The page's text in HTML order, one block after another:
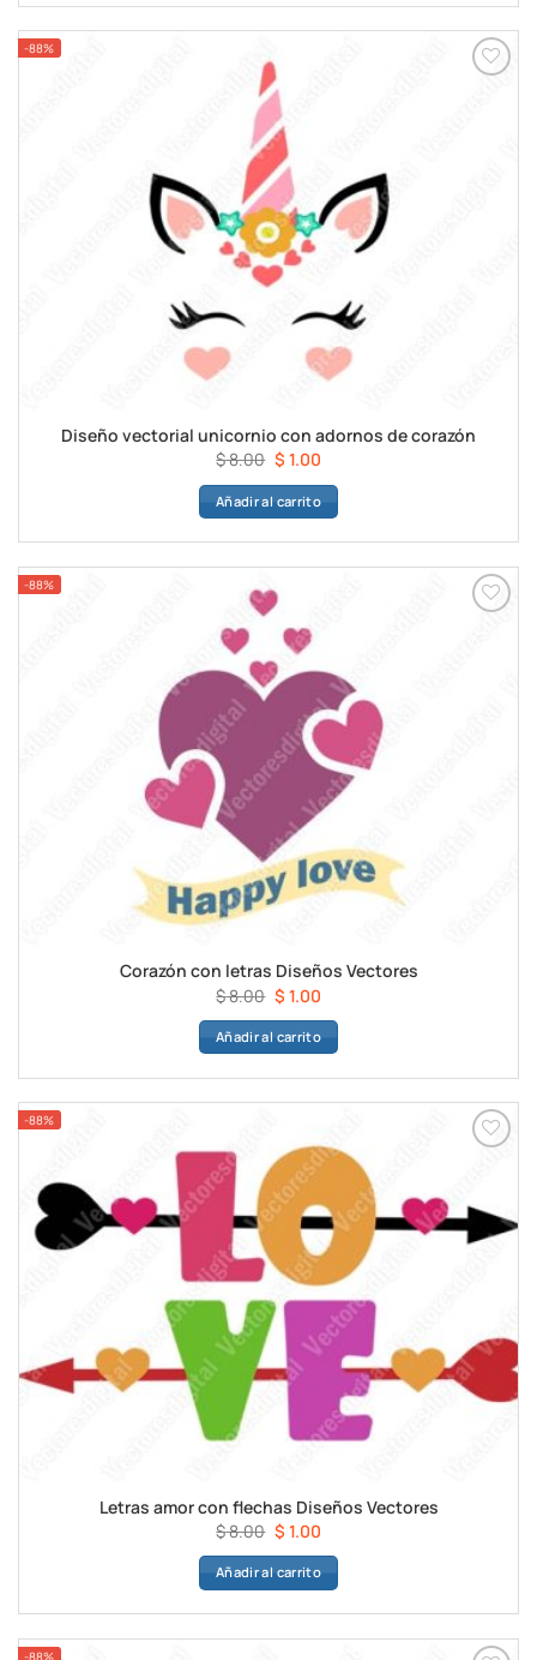
$ 8.00.$ 1.00.
-88%
Diseño vectorial unicornio con adornos de corazón
$8.00 El
precio
original
$ 8.00.
$ 1.00El
precio
actual
$ 1.00.
Añadir al carrito
-88%
Corazón con letras Diseños Vectores
$8.00 El
precio
original
$ 8.00.
$ 1.00El
precio
actual
$ 1.00.
Añadir al carrito
-88%
Letras amor con flechas Diseños Vectores
$8.00 El
precio
original
$ 8.00.
$ 1.00El
precio
actual
$ 1.00.
Añadir al carrito
-88%